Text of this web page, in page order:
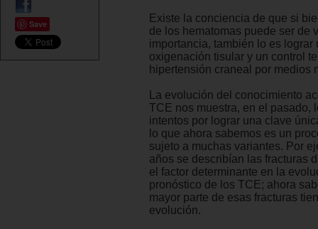
Save
Existe la conciencia de que si
de los hematomas puede ser de
importancia, también lo es lograr
oxigenación tisular y un control
hipertensión craneal por medios
La evolución del conocimiento
TCE nos muestra, en el pasado,
intentos por lograr una clave
lo que ahora sabemos es un
sujeto a muchas variantes. Por
años se describían las fracturas
el factor determinante en la
pronóstico de los TCE; ahora
mayor parte de esas fracturas
evolución.